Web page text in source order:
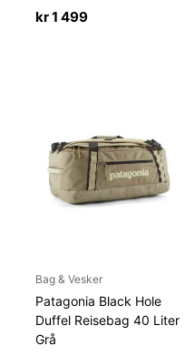
kr1 499
Bag & Vesker
Patagonia Black Hole
Duffel Reisebag 40 Liter
Grå